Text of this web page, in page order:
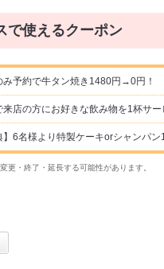
で使えるクーポン
み予約で牛タン焼き1480円→0円！
来店の方にお好きな飲み物を1杯サー
】6名様より特製ケーキorシャンパ
更・終了・延長する可能性があります。